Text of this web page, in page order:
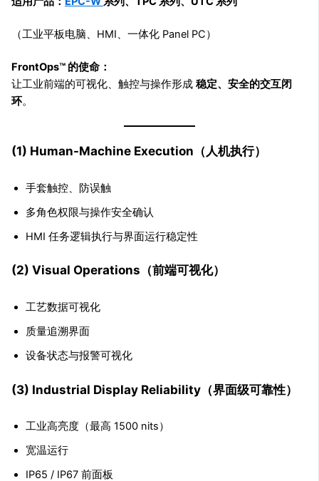
（工业平板电脑、HMI、一体化 Panel PC）
FrontOps™ 的使命：
让工业前端的可视化、触控与操作形成 稳定、安全的交互闭
环。
(1) Human-Machine Execution（人机执行）
手套触控、防误触
多角色权限与操作安全确认
HMI 任务逻辑执行与界面运行稳定性
(2) Visual Operations（前端可视化）
工艺数据可视化
质量追溯界面
设备状态与报警可视化
(3) Industrial Display Reliability（界面级可靠性）
工业高亮度（最高 1500 nits）
宽温运行
IP65 / IP67 前面板